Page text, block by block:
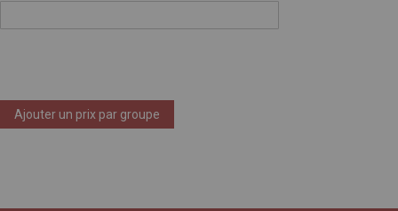
Ajouter un prix par groupe